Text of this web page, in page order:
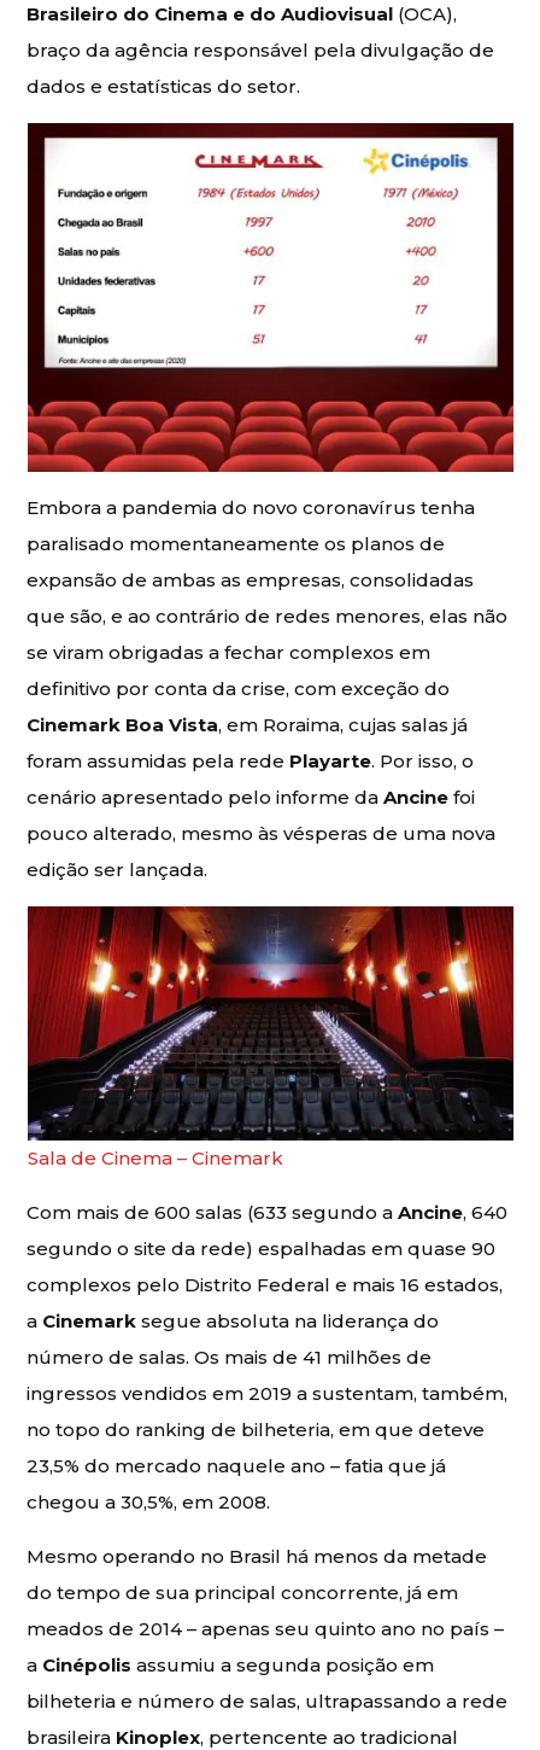
Brasileiro do Cinema e do Audiovisual (OCA),
braço da agência responsável pela divulgação de
dados e estatísticas do setor.
Embora a pandemia do novo coronavírus tenha
paralisado momentaneamente os planos de
expansão de ambas as empresas, consolidadas
que são, e ao contrário de redes menores, elas não
se viram obrigadas a fechar complexos em
definitivo por conta da crise, com exceção do
Cinemark Boa Vista, em Roraima, cujas salas já
foram assumidas pela rede Playarte. Por isso, o
cenário apresentado pelo informe daAncinefoi
pouco alterado, mesmo às vésperas de uma nova
edição ser lançada.
Sala de Cinema – Cinemark
Com mais de 600 salas (633 segundo aAncine, 640
segundo o site da rede) espalhadas em quase 90
complexos pelo Distrito Federal e mais 16 estados,
a Cinemarksegue absoluta na liderança do
número de salas. Os mais de 41 milhões de
ingressos vendidos em 2019 a sustentam, também,
no topo do ranking de bilheteria, em que deteve
23,5% do mercado naquele ano – fatia que já
chegou a 30,5%, em 2008.
Mesmo operando no Brasil há menos da metade
do tempo de sua principal concorrente, já em
meados de 2014 – apenas seu quinto ano no país –
a Cinépolisassumiu a segunda posição em
bilheteria e número de salas, ultrapassando a rede
brasileira Kinoplex, pertencente ao tradicional